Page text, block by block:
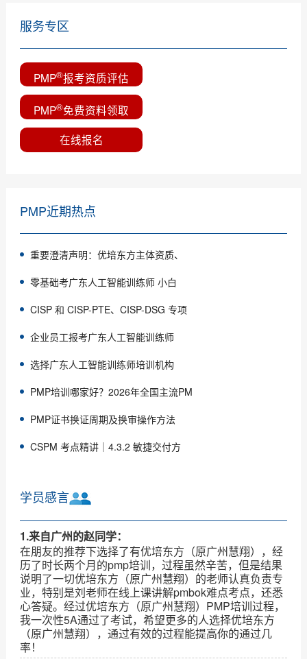
服务专区
PMP®报考资质评估
PMP®免费资料领取
在线报名
PMP近期热点
重要澄清声明：优培东方主体资质、
零基础考广东人工智能训练师 小白
CISP 和 CISP-PTE、CISP-DSG 专项
企业员工报考广东人工智能训练师
选择广东人工智能训练师培训机构
PMP培训哪家好？2026年全国主流PM
PMP证书换证周期及换审操作方法
CSPM 考点精讲｜4.3.2 敏捷交付方
学员感言
1.来自广州的赵同学：
在朋友的推荐下选择了有优培东方（原广州慧翔），经
历了时长两个月的pmp培训，过程虽然辛苦，但是结果
说明了一切优培东方（原广州慧翔）的老师认真负责专
业，特别是刘老师在线上课讲解pmbok难点考点，还悉
心答疑。经过优培东方（原广州慧翔）PMP培训过程，
我一次性5A通过了考试，希望更多的人选择优培东方
（原广州慧翔），通过有效的过程能提高你的通过几
率！